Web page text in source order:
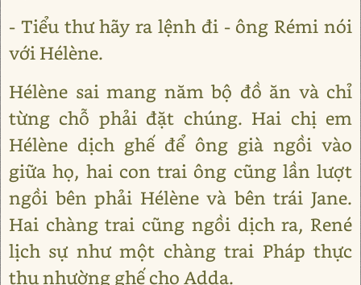
- Tiểu thư hãy ra lệnh đi - ông Rémi nói
với Hélène.
Hélène sai mang năm bộ đồ ăn và chỉ
từng chỗ phải đặt chúng. Hai chị em
Hélène dịch ghế để ông già ngồi vào
giữa họ, hai con trai ông cũng lần lượt
ngồi bên phải Hélène và bên trái Jane.
Hai chàng trai cũng ngồi dịch ra, René
lịch sự như một chàng trai Pháp thực
thụ nhường ghế cho Adda.